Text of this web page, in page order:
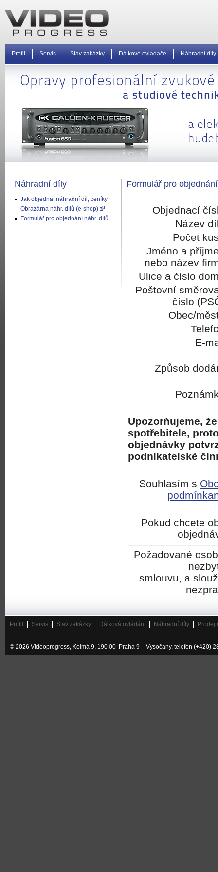
Profil Servis Stav zakázky Dálkové ovladače Náhradní díly
Náhradní díly
Jak objednat náhradní díl, ceníky
Obrazárna náhr. dílů (e-shop)
Formulář pro objednání náhr. dílů
Formulář pro
Objednací
Název
Počet
Jméno a
nebo název
Ulice a číslo
Poštovní
číslo
Obec/
E-
Způsob
Upozorňujeme,
spotřebitele,
objednávky
podnikatelské
Souhlasím s
Pokud chcete
Požadované
smlouvu, a
Profil Servis Stav zakázky Dálková ovládání Náhradní díly Prodej
© 2026 Videoprogress, Kolmá 9, 190 00 Praha 9 – Vysočany, telefon (+420)